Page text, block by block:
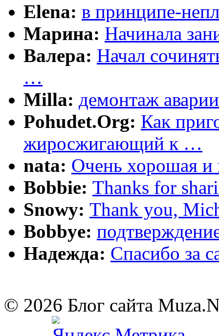
Elena: в принципе-
Марина: Начинала
Валера: Начал
…
Milla: демонтаж
Pohudet.Org: Как
жиросжигающий к …
nata: Очень хорошая и
Bobbie: Thanks for
Snowy: Thank you,
Bobbye:
Надежда: Cпасибо за
© 2026 Блог сайта